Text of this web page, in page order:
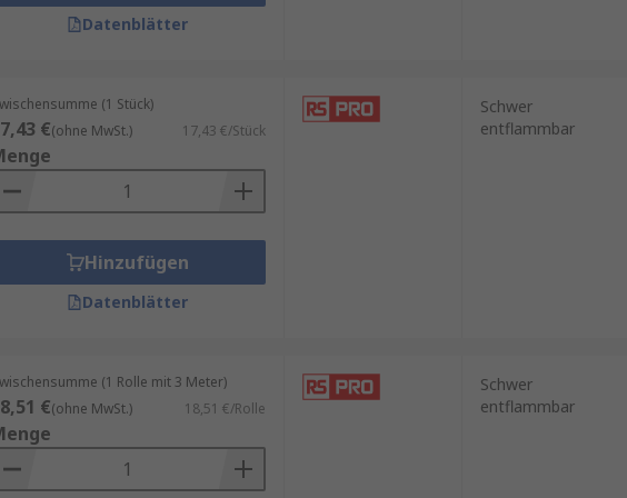
den gewünschten Schutz bietet.
Varianten einsetzen, wenn zusätzlich
sie häufig in Schaltschränken,
Datenblätter
(1 Stück)
€(ohne MwSt.) 17,43 €/Stück
Hinzufügen
Datenblätter
Schwer
entflammbar
(1 Rolle mit 3 Meter)
€(ohne MwSt.) 18,51 €/Rolle
Schwer
entflammbar